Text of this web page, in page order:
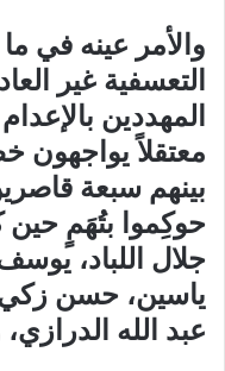
والأمر عينه في
التعسفية غير
معتقلاً يواجهون
بينهم سبعة
حوكِموا بتُهَمٍ حين
جلال اللباد،
ياسين، حسن
عبد الله